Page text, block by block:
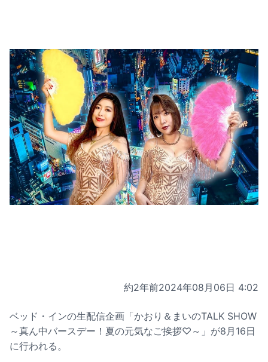
約2年前2024年08月06日 4:02
ベッド・インの生配信企画「かおり＆まいのTALK SHOW
～真ん中バースデー！夏の元気なご挨拶♡～」が8月16日
に行われる。